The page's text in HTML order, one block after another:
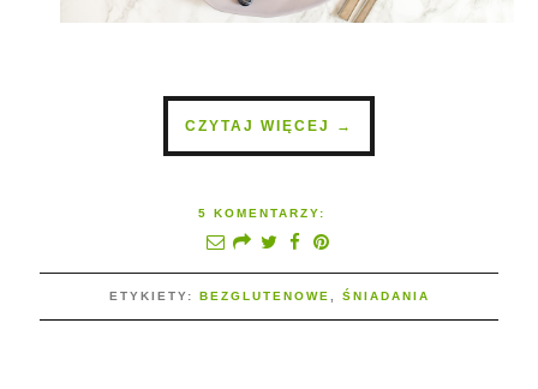
CZYTAJ WIĘCEJ →
5 KOMENTARZY:
ETYKIETY: BEZGLUTENOWE, ŚNIADANIA